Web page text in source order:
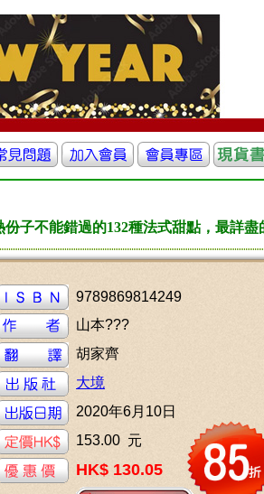
子不能錯過的132種法式甜點，最詳
9789869814249
山本???
胡家齊
大境
2020年6月10日
153.00 元
HK$ 130.05